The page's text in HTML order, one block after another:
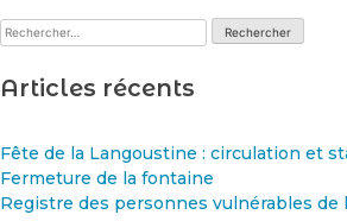
Rechercher :
Articles récents
Fête de la Langoustine : circulation et
Fermeture de la fontaine
Registre des personnes vulnérables de